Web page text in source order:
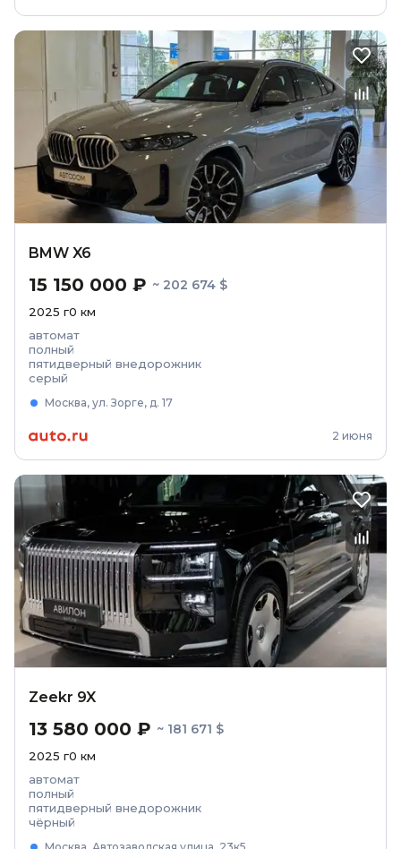
BMW X6
15 150 000 ₽ ~ 202 674 $
2025 г0 км
автомат
полный
пятидверный внедорожник
серый
Москва, ул. Зорге, д. 17
2 июня
Zeekr 9X
13 580 000 ₽ ~ 181 671 $
2025 г0 км
автомат
полный
пятидверный внедорожник
чёрный